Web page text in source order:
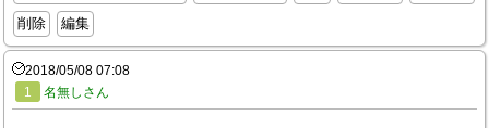
削除
編集
2018/05/08 07:08
1
名無しさん